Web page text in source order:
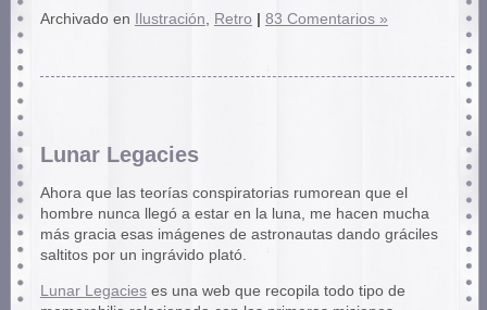
Archivado en Ilustración Retro 83 Comentarios »
Lunar Legacies
Ahora que las teorías conspiratorias rumorean que el
hombre nunca llegó a estar en la luna, me hacen mucha
más gracia esas imágenes de astronautas dando gráciles
saltitos por un ingrávido plató.
Lunar Legacieses una web que recopila todo tipo de